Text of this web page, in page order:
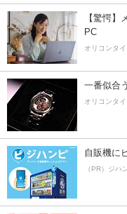
【驚愕
PC
オリコンタ
一番似合
オリコンタ
自販機に
（PR）ジハ